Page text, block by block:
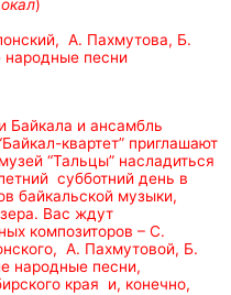
)
А. Пахмутова, Б.
песни
Байкала и ансамбль
квартет” приглашают
“Тальцы” насладиться
субботний день в
байкальской музыки,
Вас ждут
композиторов – С.
А. Пахмутовой, Б.
народные песни,
края и, конечно,